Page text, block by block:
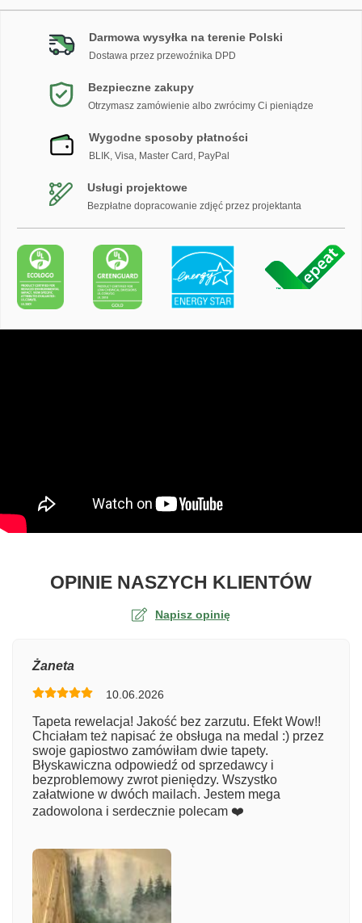
Darmowa wysyłka na terenie Polski
Dostawa przez przewoźnika DPD
Bezpieczne zakupy
Otrzymasz zamówienie albo zwrócimy Ci pieniądze
Wygodne sposoby płatności
BLIK, Visa, Master Card, PayPal
Usługi projektowe
Bezpłatne dopracowanie zdjęć przez projektanta
OPINIE NASZYCH KLIENTÓWO
Napisz opinię
Numer zamówienia
Imię
Żaneta
10.06.2026
Tapeta rewelacja! Jakość bez zarzutu. Efekt Wow!!
Chciałam też napisać że obsługa na medal :) przez
swoje gapiostwo zamówiłam dwie tapety.
Błyskawiczna odpowiedź od sprzedawcy i
bezproblemowy zwrot pieniędzy. Wszystko
załatwione w dwóch mailach. Jestem mega
zadowolona i serdecznie polecam ❤️